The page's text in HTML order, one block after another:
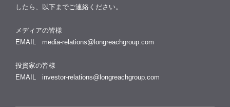
したら、以下までご連絡ください。
メディアの皆様
EMAIL media-relations@longreachgroup.com
投資家の皆様
EMAIL investor-relations@longreachgroup.com